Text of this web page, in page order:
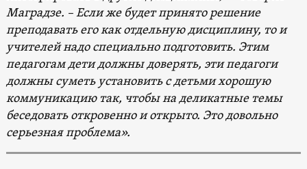
Маградзе. – Если же будет принято решение
преподавать его как отдельную дисциплину, то и
учителей надо специально подготовить. Этим
педагогам дети должны доверять, эти педагоги
должны суметь установить с детьми хорошую
коммуникацию так, чтобы на деликатные темы
беседовать откровенно и открыто. Это довольно
серьезная проблема».